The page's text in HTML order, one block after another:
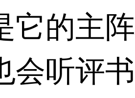
它的主
会听评